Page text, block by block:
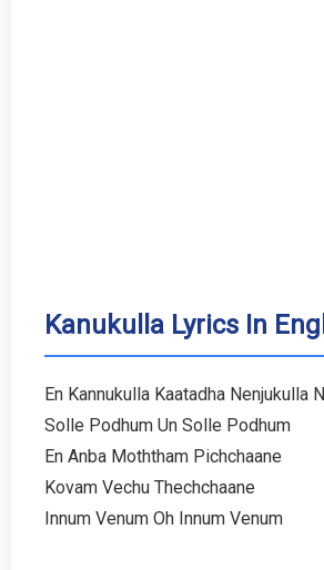
Kanukulla Lyrics In
En Kannukulla Kaatadha Nenjukulla
Solle Podhum Un Solle Podhum
En Anba Moththam Pichchaane
Kovam Vechu Thechchaane
Innum Venum Oh Innum Venum